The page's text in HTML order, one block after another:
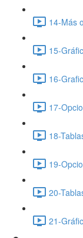
14-Más
15-
16-
17-
18-
19-
20-
21-